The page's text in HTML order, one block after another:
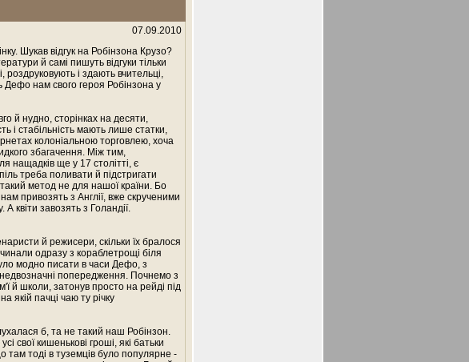
07.09.2010
Шукав відгук на Робінзона Крузо?
й самі пишуть відгуки тільки
роздруковують і здають вчительці,
Дефо нам свого героя Робінзона у
й нудно, сторінках на десяти,
і стабільність мають лише статки,
колоніальною торговлею, хоча
збагачення. Між тим,
нащадків ще у 17 столітті, є
треба поливати й підстригати
метод не для нашої країни. Бо
привозять з Англії, вже скрученими
квіти завозять з Голандії.
й режисери, скільки їх бралося
одразу з кораблетрощі біля
модно писати в часи Дефо, з
попередження. Почнемо з
й школи, затонув просто на рейді під
якій пачці чаю ту річку
б, та не такий наш Робінзон.
свої кишенькові гроші, які батьки
там тоді в туземців було популярне -